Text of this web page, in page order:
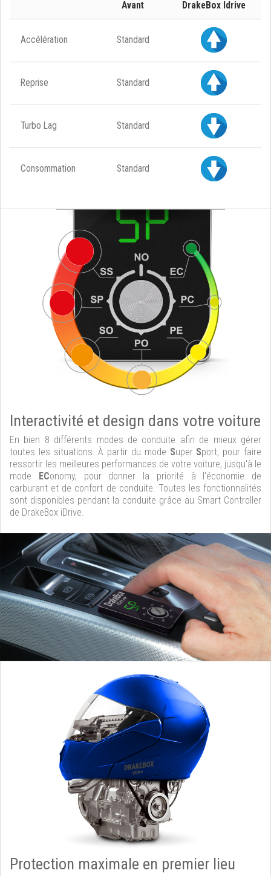
Avant DrakeBox Idrive
Accélération Standard
Reprise Standard
Turbo Lag Standard
Consommation Standard
Interactivité et design dans votre voiture
En bien 8 différents modes de conduite afin de mieux gérer
toutes les situations. À partir du mode Super Sport, pour faire
ressortir les meilleures performances de votre voiture, jusqu'à le
mode EConomy, pour donner la priorité à l'économie de
carburant et de confort de conduite. Toutes les fonctionnalités
sont disponibles pendant la conduite grâce au Smart Controller
de DrakeBox iDrive.
Protection maximale en premier lieu